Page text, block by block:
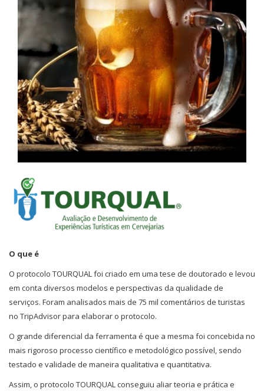
O que é
O protocolo TOURQUAL foi criado em uma tese de doutorado e levou
em conta diversos modelos e perspectivas da qualidade de
serviços. Foram analisados mais de 75 mil comentários de turistas
no TripAdvisor para elaborar o protocolo.
O grande diferencial da ferramenta é que a mesma foi concebida no
mais rigoroso processo científico e metodológico possível, sendo
testado e validade de maneira qualitativa e quantitativa.
Assim, o protocolo TOURQUAL conseguiu aliar teoria e prática e